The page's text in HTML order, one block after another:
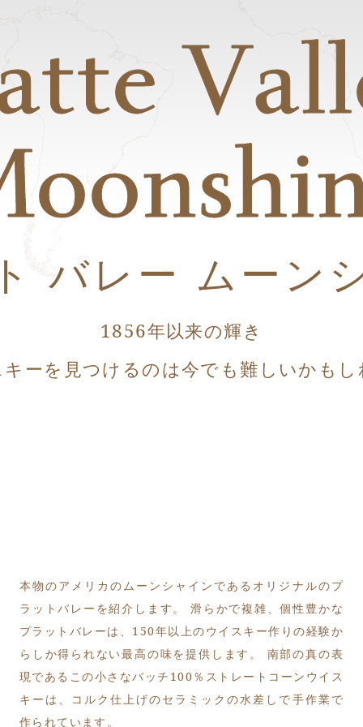
バレー ムーン
1856年以来の輝き
ーを見つけるのは今でも難しいかも
本物のアメリカのムーンシャインであるオリジナルのプ
ラットバレーを紹介します。 滑らかで複雑、個性豊かな
プラットバレーは、150年以上のウイスキー作りの経験か
らしか得られない最高の味を提供します。 南部の真の表
現であるこの小さなバッチ100％ストレートコーンウイス
キーは、コルク仕上げのセラミックの水差しで手作業で
作られています。